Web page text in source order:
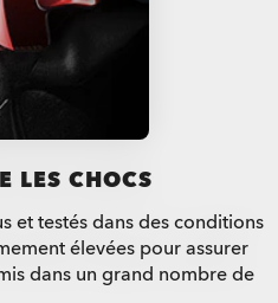
LES CHOCS
et testés dans des conditions
élevées pour assurer
dans un grand nombre de